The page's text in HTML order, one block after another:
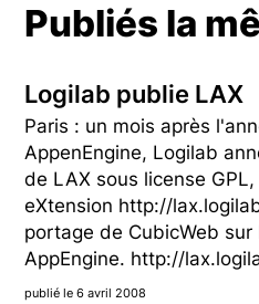
Publiés la
Logilab publie LAX
Paris : un mois après
AppenEngine, Logilab
de LAX sous license
eXtension http://
portage de CubicWeb
AppEngine. http://
publié le 6 avril 2008